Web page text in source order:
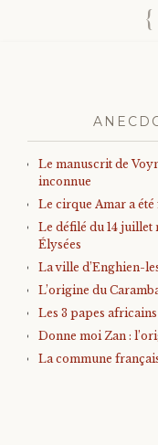
Le manuscrit de
inconnue
Le cirque Amar a
Le défilé du 14 juillet
Élysées
La ville d’Enghien-
L’origine du
Les 3 papes
Donne moi Zan :
La commune